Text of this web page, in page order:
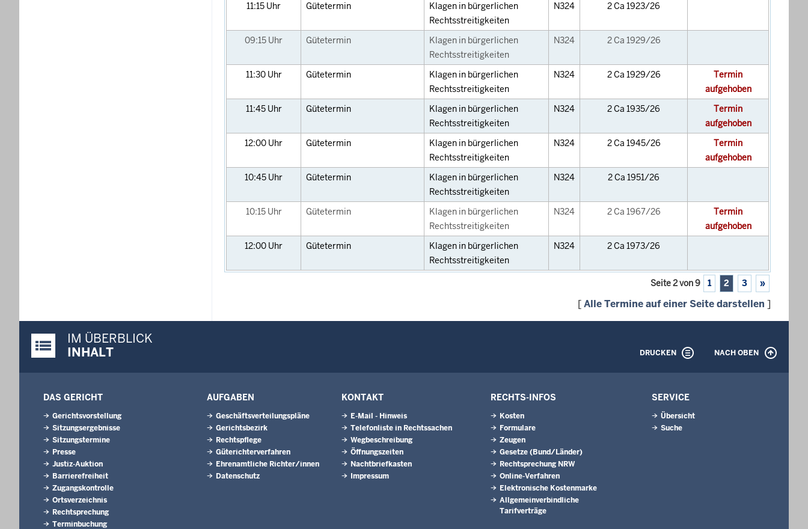
11:15 Uhr Gütetermin
Klagen in bürgerlichen
Rechtsstreitigkeiten
N324 2 Ca 1923/26
09:15 Uhr Gütetermin
Klagen in bürgerlichen
Rechtsstreitigkeiten
N324 2 Ca 1929/26
11:30 Uhr Gütetermin
Klagen in bürgerlichen
Rechtsstreitigkeiten
N324 2 Ca 1929/26
Termin
aufgehoben
11:45 Uhr Gütetermin
Klagen in bürgerlichen
Rechtsstreitigkeiten
N324 2 Ca 1935/26
Termin
aufgehoben
12:00 Uhr Gütetermin
Klagen in bürgerlichen
Rechtsstreitigkeiten
N324 2 Ca 1945/26
Termin
aufgehoben
10:45 Uhr Gütetermin
Klagen in bürgerlichen
Rechtsstreitigkeiten
N324 2 Ca 1951/26
10:15 Uhr Gütetermin
Klagen in bürgerlichen
Rechtsstreitigkeiten
N324 2 Ca 1967/26
Termin
aufgehoben
12:00 Uhr Gütetermin
Klagen in bürgerlichen
Rechtsstreitigkeiten
N324 2 Ca 1973/26
Seite 2 von 9 1 2 3 »
[Alle Termine auf einer Seite darstellen ]
Justiz-Portal im Überblick:
IM ÜBERBLICK
INHALT
DRUCKEN NACH OBEN
DAS GERICHT
Gerichtsvorstellung
Sitzungsergebnisse
Sitzungstermine
Presse
Justiz-Auktion
Barrierefreiheit
Zugangskontrolle
Ortsverzeichnis
Rechtsprechung
Terminbuchung
AUFGABEN
Geschäftsverteilungspläne
Gerichtsbezirk
Rechtspflege
Güterichterverfahren
Ehrenamtliche Richter/innen
Datenschutz
KONTAKT
E-Mail - Hinweis
Telefonliste in Rechtssachen
Wegbeschreibung
Öffnungszeiten
Nachtbriefkasten
Impressum
RECHTS-INFOS
Kosten
Formulare
Zeugen
Gesetze (Bund/Länder)
Rechtsprechung NRW
Online-Verfahren
Elektronische Kostenmarke
Allgemeinverbindliche
Tarifverträge
SERVICE
Übersicht
Suche